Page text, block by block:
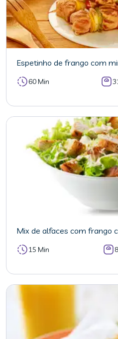
Espetinho de frango com
60 Min
Mix de alfaces com frango
15 Min